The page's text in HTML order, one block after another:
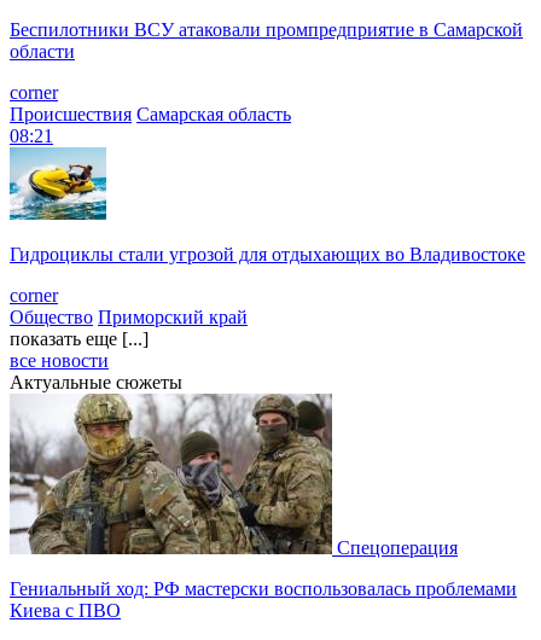
Беспилотники ВСУ атаковали промпредприятие в Самарской
области
corner
Происшествия Самарская область
08:21
Гидроциклы стали угрозой для отдыхающих во Владивостоке
corner
Общество Приморский край
показать еще [...]
все новости
Актуальные сюжеты
Спецоперация
Гениальный ход: РФ мастерски воспользовалась проблемами
Киева с ПВО